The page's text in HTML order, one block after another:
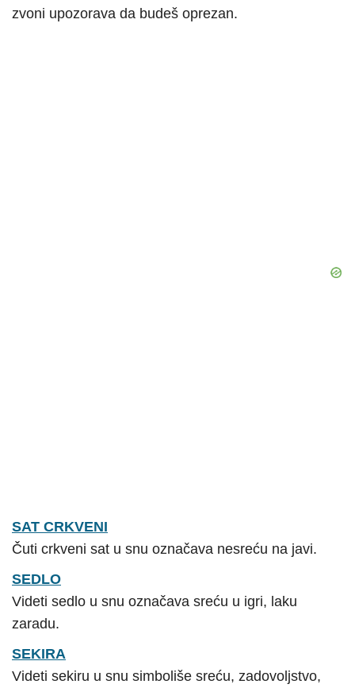
zvoni upozorava da budeš oprezan.
SAT CRKVENI
Čuti crkveni sat u snu označava nesreću na javi.
SEDLO
Videti sedlo u snu označava sreću u igri, laku
zaradu.
SEKIRA
Videti sekiru u snu simboliše sreću, zadovoljstvo,